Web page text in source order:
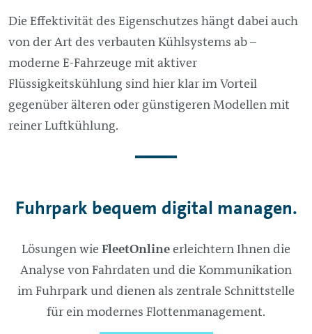
Die Effektivität des Eigenschutzes hängt dabei auch
von der Art des verbauten Kühlsystems ab –
moderne E-Fahrzeuge mit aktiver
Flüssigkeitskühlung sind hier klar im Vorteil
gegenüber älteren oder günstigeren Modellen mit
reiner Luftkühlung.
Fuhrpark bequem digital managen.
Lösungen wie FleetOnlineerleichtern Ihnen die
Analyse von Fahrdaten und die Kommunikation
im Fuhrpark und dienen als zentrale Schnittstelle
für ein modernes Flottenmanagement.